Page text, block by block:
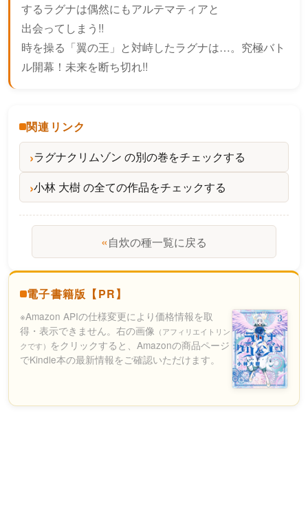
するラグナは偶然にもアルテマティアと
出会ってしまう!!
時を操る「翼の王」と対峙したラグナは…。究極バト
ル開幕！未来を断ち切れ!!
関連リンク
ラグナクリムゾン の別の巻をチェックする
小林 大樹 の全ての作品をチェックする
«自炊の種一覧に戻る
電子書籍版【PR】
※Amazon APIの仕様変更により価格情報を取
得・表示できません。右の画像 （アフィリエイトリン
クです） をクリックすると、Amazonの商品ページ
でKindle本の最新情報をご確認いただけます。